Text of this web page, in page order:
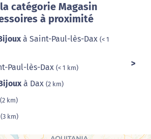
catégorie Magasin
à proximité
à Saint-Paul-lès-Dax (< 1
Paul-lès-Dax (< 1 km)
à Dax (2 km)
(2 km)
(3 km)